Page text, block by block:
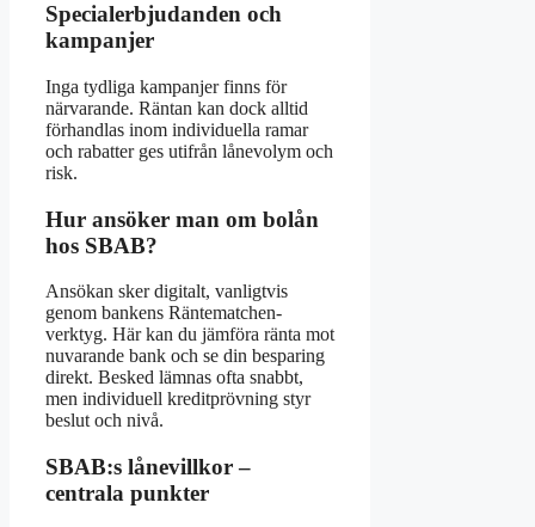
Specialerbjudanden och
kampanjer
Inga tydliga kampanjer finns för
närvarande. Räntan kan dock alltid
förhandlas inom individuella ramar
och rabatter ges utifrån lånevolym och
risk.
Hur ansöker man om bolån
hos SBAB?
Ansökan sker digitalt, vanligtvis
genom bankens Räntematchen-
verktyg. Här kan du jämföra ränta mot
nuvarande bank och se din besparing
direkt. Besked lämnas ofta snabbt,
men individuell kreditprövning styr
beslut och nivå.
SBAB:s lånevillkor –
centrala punkter